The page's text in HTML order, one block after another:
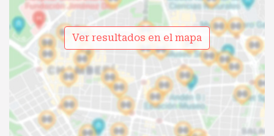
Ver resultados en el mapa